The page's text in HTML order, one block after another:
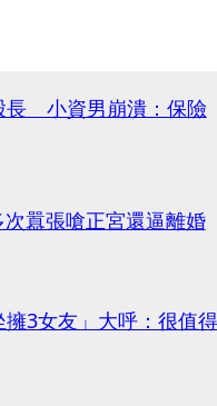
長 小資男崩潰：保險
情2人夫球員 啪10多次囂張嗆正宮還逼離婚
3女友」大呼：很值得